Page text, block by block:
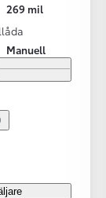
269 mil
Manuell